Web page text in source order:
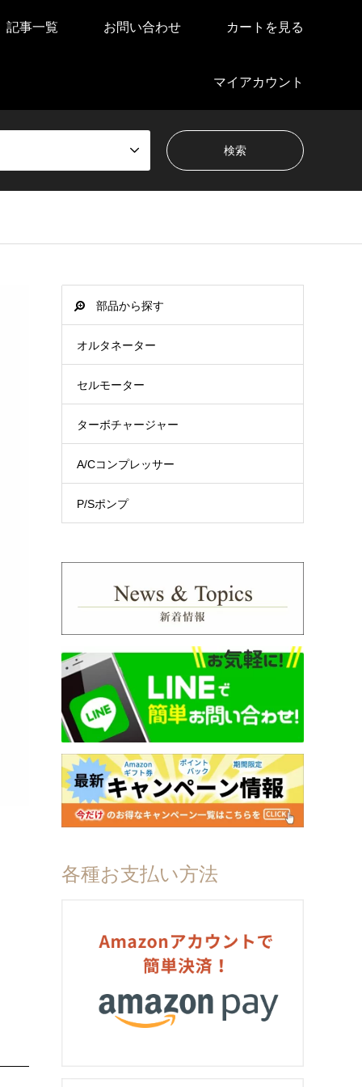
記事一覧 お問い合わせ カートを見る
マイアカウント
部品から探す
オルタネーター
セルモーター
ターボチャージャー
A/Cコンプレッサー
P/Sポンプ
各種お支払い方法